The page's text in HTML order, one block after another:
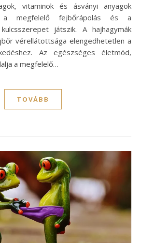
vitaminok és ásványi anyagok
megfelelő fejbőrápolás és a
játszik. A hajhagymák
vérellátottsága elengedhetetlen a
Az egészséges életmód,
a megfelelő…
TOVÁBB